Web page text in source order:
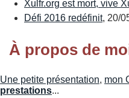
Xulfr.org est mort, vive
Défi 2016 redéfinit, 20/
À propos de
Une petite présentation, mon
prestations...